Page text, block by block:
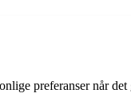
preferanser når